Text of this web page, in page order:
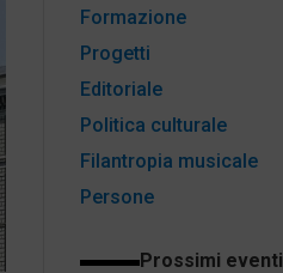
Editoriale
Persone
Progetti
Politica culturale
Filantropia musicale
Formazione
Prossimi eventi